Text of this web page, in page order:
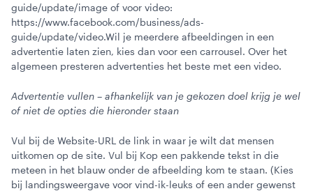
guide/update/image of voor video:
https://www.facebook.com/business/ads-
guide/update/video.Wil je meerdere afbeeldingen in een
advertentie laten zien, kies dan voor een carrousel. Over het
algemeen presteren advertenties het beste met een video.
Advertentie vullen – afhankelijk van je gekozen doel krijg je wel
of niet de opties die hieronder staan
Vul bij de Website-URL de link in waar je wilt dat mensen
uitkomen op de site. Vul bij Kop een pakkende tekst in die
meteen in het blauw onder de afbeelding kom te staan. (Kies
bij landingsweergave voor vind-ik-leuks of een ander gewenst